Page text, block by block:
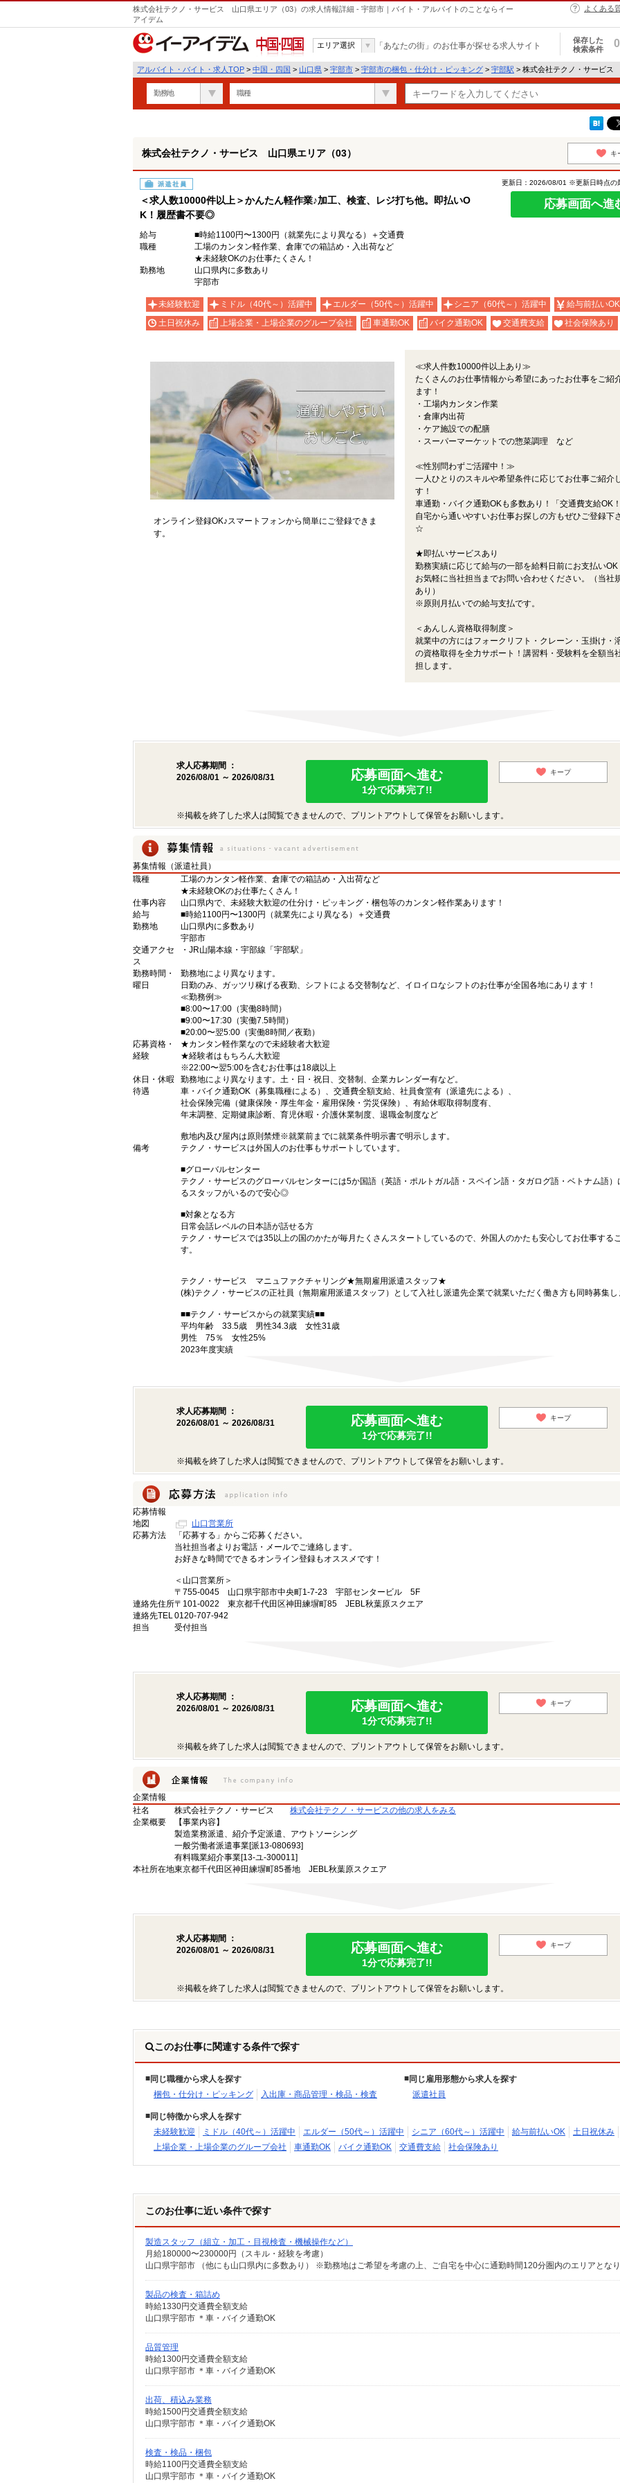
株式会社テクノ・サービス 山口県エリア（03）の求人情報詳細 - 宇部市｜バイト・アルバイトのことならイー
アイデム
よくある
中国・四国
エリア選択 「あなたの街」のお仕事が探せる求人サイト
保存した
検索条件
0
アルバイト・バイト・求人TOP > 中国・四国 > 山口県 > 宇部市 > 宇部市の梱包・仕分け・ピッキング > 宇部駅 > 株式会社テクノ・サービス
勤務地 職種
株式会社テクノ・サービス 山口県エリア（03） キ
派遣社員
＜求人数10000件以上＞かんたん軽作業♪加工、検査、レジ打ち他。即払いO
K！履歴書不要◎
更新日：2026/08/01 ※更新日時点の
応募画面へ進
給与
■時給1100円〜1300円（就業先により異なる）＋交通費
職種
工場のカンタン軽作業、倉庫での箱詰め・入出荷など
★未経験OKのお仕事たくさん！
勤務地
山口県内に多数あり
宇部市
未経験歓迎 ミドル（40代～）活躍中 エルダー（50代～）活躍中 シニア（60代～）活躍中
給与前払いOK
土日祝休み
上場企業・上場企業のグループ会社 車通勤OK バイク通勤OK 交通費支給 社会保険あり
オンライン登録OK♪スマートフォンから簡単にご登録できま
す。
≪求人件数10000件以上あり≫
たくさんのお仕事情報から希望にあったお仕事をご紹
ます！
・工場内カンタン作業
・倉庫内出荷
・ケア施設での配膳
・スーパーマーケットでの惣菜調理 など
≪性別問わずご活躍中！≫
一人ひとりのスキルや希望条件に応じてお仕事ご紹介
す！
車通勤・バイク通勤OKも多数あり！「交通費支給OK
自宅から通いやすいお仕事お探しの方もぜひご登録下
☆
★即払いサービスあり
勤務実績に応じて給与の一部を給料日前にお支払いOK
お気軽に当社担当までお問い合わせください。（当社
あり）
※原則月払いでの給与支払です。
＜あんしん資格取得制度＞
就業中の方にはフォークリフト・クレーン・玉掛け・
の資格取得を全力サポート！講習料・受験料を全額当
担します。
求人応募期間 ：
2026/08/01 ～ 2026/08/31
応募画面へ進む
1分で応募完了!!
キープ
※掲載を終了した求人は閲覧できませんので、プリントアウトして保管をお願いします。
募集情報（派遣社員）
職種
工場のカンタン軽作業、倉庫での箱詰め・入出荷など
★未経験OKのお仕事たくさん！
仕事内容
山口県内で、未経験大歓迎の仕分け・ピッキング・梱包等のカンタン軽作業あります！
給与
■時給1100円〜1300円（就業先により異なる）＋交通費
勤務地
山口県内に多数あり
宇部市
交通アクセ
ス
・JR山陽本線・宇部線「宇部駅」
勤務時間・
曜日
勤務地により異なります。
日勤のみ、ガッツリ稼げる夜勤、シフトによる交替制など、イロイロなシフトのお仕事が全国各地にあります！
≪勤務例≫
■8:00〜17:00（実働8時間）
■9:00〜17:30（実働7.5時間）
■20:00〜翌5:00（実働8時間／夜勤）
応募資格・
経験
★カンタン軽作業なので未経験者大歓迎
★経験者はもちろん大歓迎
※22:00〜翌5:00を含むお仕事は18歳以上
休日・休暇
勤務地により異なります。土・日・祝日、交替制、企業カレンダー有など。
待遇
車・バイク通勤OK（募集職種による）、交通費全額支給、社員食堂有（派遣先による）、
社会保険完備（健康保険・厚生年金・雇用保険・労災保険）、有給休暇取得制度有、
年末調整、定期健康診断、育児休暇・介護休業制度、退職金制度など
敷地内及び屋内は原則禁煙※就業前までに就業条件明示書で明示します。
備考
テクノ・サービスは外国人のお仕事もサポートしています。
■グローバルセンター
テクノ・サービスのグローバルセンターには5か国語（英語・ポルトガル語・スペイン語・タガログ語・ベトナム語）
るスタッフがいるので安心◎
■対象となる方
日常会話レベルの日本語が話せる方
テクノ・サービスでは35以上の国のかたが毎月たくさんスタートしているので、外国人のかたも安心してお仕事する
す。
テクノ・サービス マニュファクチャリング★無期雇用派遣スタッフ★
(株)テクノ・サービスの正社員（無期雇用派遣スタッフ）として入社し派遣先企業で就業いただく働き方も同時募集し
■■テクノ・サービスからの就業実績■■
平均年齢 33.5歳 男性34.3歳 女性31歳
男性 75％ 女性25%
2023年度実績
求人応募期間 ：
2026/08/01 ～ 2026/08/31
応募画面へ進む
1分で応募完了!!
キープ
※掲載を終了した求人は閲覧できませんので、プリントアウトして保管をお願いします。
応募情報
地図
山口営業所
応募方法
「応募する」からご応募ください。
当社担当者よりお電話・メールでご連絡します。
お好きな時間でできるオンライン登録もオススメです！
＜山口営業所＞
〒755-0045 山口県宇部市中央町1-7-23 宇部センタービル 5F
連絡先住所〒101-0022 東京都千代田区神田練塀町85 JEBL秋葉原スクエア
連絡先TEL0120-707-942
担当
受付担当
求人応募期間 ：
2026/08/01 ～ 2026/08/31
応募画面へ進む
1分で応募完了!!
キープ
※掲載を終了した求人は閲覧できませんので、プリントアウトして保管をお願いします。
企業情報
社名
株式会社テクノ・サービス
株式会社テクノ・サービスの他の求人をみる
企業概要
【事業内容】
製造業務派遣、紹介予定派遣、アウトソーシング
一般労働者派遣事業[派13-080693]
有料職業紹介事業[13-ユ-300011]
本社所在地東京都千代田区神田練塀町85番地 JEBL秋葉原スクエア
求人応募期間 ：
2026/08/01 ～ 2026/08/31
応募画面へ進む
1分で応募完了!!
キープ
※掲載を終了した求人は閲覧できませんので、プリントアウトして保管をお願いします。
このお仕事に関連する条件で探す
同じ職種から求人を探す
梱包・仕分け・ピッキング
入出庫・商品管理・検品・検査
同じ雇用形態から求人を探す
派遣社員
同じ特徴から求人を探す
未経験歓迎
ミドル（40代～）活躍中 エルダー（50代～）活躍中 シニア（60代～）活躍中 給与前払いOK
土日祝休み
上場企業・上場企業のグループ会社
車通勤OK バイク通勤OK 交通費支給 社会保険あり
このお仕事に近い条件で探す
製造スタッフ（組立・加工・目視検査・機械操作など）
月給180000〜230000円（スキル・経験を考慮）
製品の検査・箱詰め
時給1330円交通費全額支給
山口県宇部市 ＊車・バイク通勤OK
品質管理
時給1300円交通費全額支給
山口県宇部市 ＊車・バイク通勤OK
出荷、積込み業務
時給1500円交通費全額支給
山口県宇部市 ＊車・バイク通勤OK
検査・検品・梱包
時給1100円交通費全額支給
山口県宇部市 ＊車・バイク通勤OK